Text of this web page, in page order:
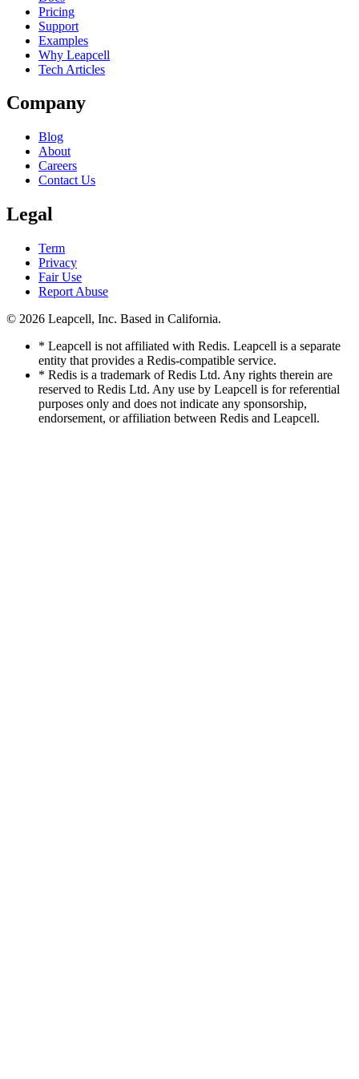
Pricing
Support
Examples
Why Leapcell
Tech Articles
Company
Blog
About
Careers
Contact Us
Legal
Term
Privacy
Fair Use
Report Abuse
© 2026 Leapcell, Inc. Based in California.
* Leapcell is not affiliated with Redis. Leapcell is a separate
entity that provides a Redis-compatible service.
* Redis is a trademark of Redis Ltd. Any rights therein are
reserved to Redis Ltd. Any use by Leapcell is for referential
purposes only and does not indicate any sponsorship,
endorsement, or affiliation between Redis and Leapcell.